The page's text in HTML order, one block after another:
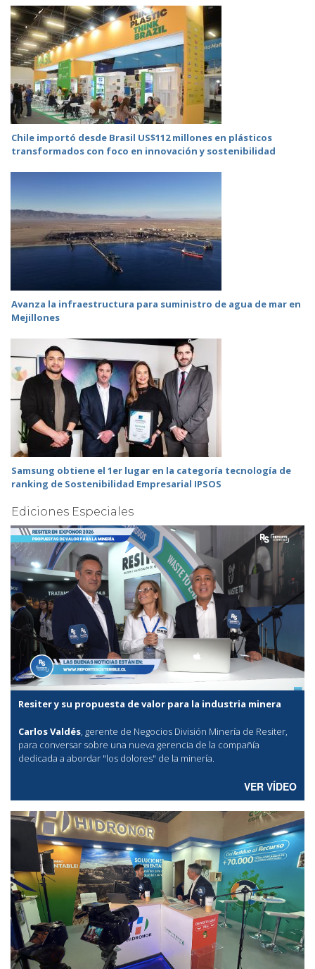
Chile importó desde Brasil US$112 millones en plásticos
transformados con foco en innovación y sostenibilidad
Avanza la infraestructura para suministro de agua de mar en
Mejillones
Samsung obtiene el 1er lugar en la categoría tecnología de
ranking de Sostenibilidad Empresarial IPSOS
Ediciones Especiales
Resiter y su propuesta de valor para la industria minera
Carlos Valdés, gerente de Negocios División Minería de Resiter,
para conversar sobre una nueva gerencia de la compañía
dedicada a abordar "los dolores" de la minería.
VER VÍDEO